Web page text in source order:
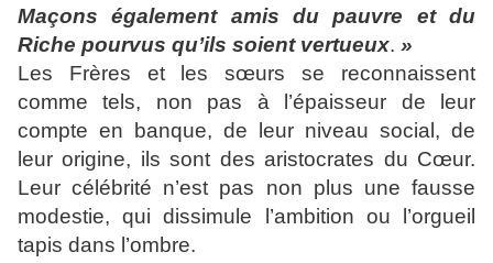
Maçons également amis du pauvre et du
Riche pourvus qu’ils soient vertueux. »
Les Frères et les sœurs se reconnaissent
comme tels, non pas à l’épaisseur de leur
compte en banque, de leur niveau social, de
leur origine, ils sont des aristocrates du Cœur.
Leur célébrité n’est pas non plus une fausse
modestie, qui dissimule l’ambition ou l’orgueil
tapis dans l’ombre.